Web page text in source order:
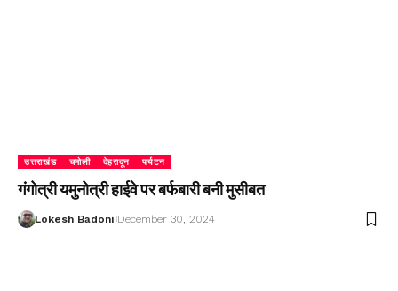
उत्तराखंड चमोली देहरादून पर्यटन
गंगोत्री यमुनोत्री हाईवे पर बर्फबारी बनी मुसीबत
Lokesh Badoni December 30, 2024